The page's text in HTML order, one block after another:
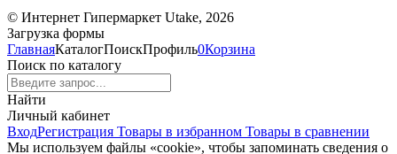
© Интернет Гипермаркет Utake, 2026
Загрузка формы
ГлавнаяКаталогПоискПрофиль0Корзина
Поиск по каталогу
Найти
Личный кабинет
ВходРегистрация Товары в избранном Товары в сравнении
Мы используем файлы «cookie», чтобы запоминать сведения о